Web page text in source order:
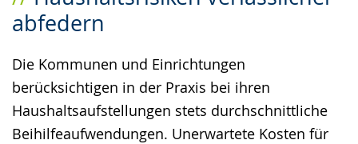
abfedern
Die Kommunen und Einrichtungen
berücksichtigen in der Praxis bei ihren
Haushaltsaufstellungen stets durchschnittliche
Beihilfeaufwendungen. Unerwartete Kosten für
Sprache
Unterstützung.
in
Gebärdensprache
wird
angezeigt.